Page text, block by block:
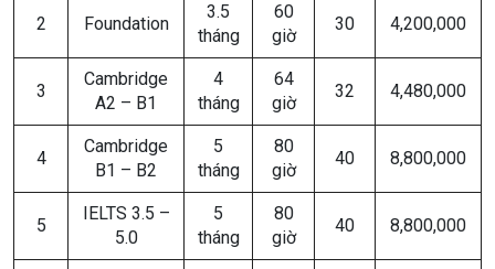
2 Foundation
3.5
tháng
60
giờ
30 4,200,000
3
Cambridge
A2 – B1
4
tháng
64
giờ
32 4,480,000
4
Cambridge
B1 – B2
5
tháng
80
giờ
40 8,800,000
5
IELTS 3.5 –
5.0
5
tháng
80
giờ
40 8,800,000